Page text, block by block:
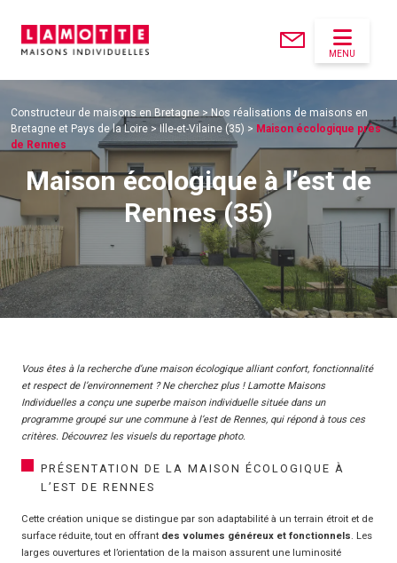
MENU
Constructeur de maisons en Bretagne > Nos réalisations de maisons en
Bretagne et Pays de la Loire > Ille-et-Vilaine (35) > Maison écologique près
de Rennes
Maison écologique à l’est de
Rennes (35)
Vous êtes à la recherche d’une maison écologique alliant confort, fonctionnalité
et respect de l’environnement ? Ne cherchez plus ! Lamotte Maisons
Individuelles a conçu une superbe maison individuelle située dans un
programme groupé sur une commune à l’est de Rennes, qui répond à tous ces
critères. Découvrez les visuels du reportage photo.
PRÉSENTATION DE LA MAISON ÉCOLOGIQUE À
L’EST DE RENNES
Cette création unique se distingue par son adaptabilité à un terrain étroit et de
surface réduite, tout en offrant des volumes généreux et fonctionnels. Les
larges ouvertures et l’orientation de la maison assurent une luminosité